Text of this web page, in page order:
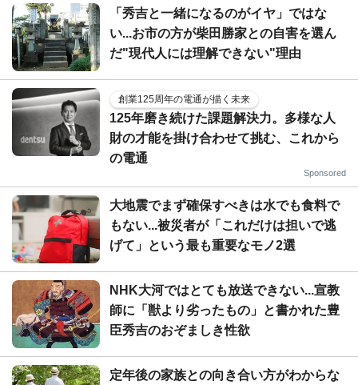
「秀吉と一緒になるのがイヤ」ではな
い...お市の方が柴田勝家との自害を選ん
だ"現代人には理解できない"理由
創業125周年の電通が描く未来
125年磨き続けた課題解決力。多様な人
財の才能を掛け合わせて挑む、これから
の電通
Sponsored
大地震でまず確保すべきは水でも食料で
もない...被災者が「これだけは担いで逃
げて」という最も重要なモノ2選
NHK大河ではとても放送できない...宣教
師に「獣より劣ったもの」と書かれた豊
臣秀吉のおぞましき性欲
定年後の家族との向き合い方がわからな